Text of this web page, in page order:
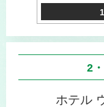
2
ホテル